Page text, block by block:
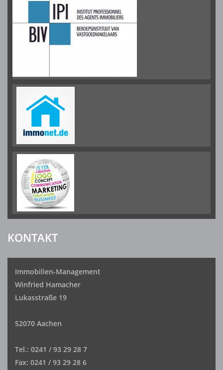
KONTAKT
Immobilien-Management
Winfried Hamacher
Lukasstraße 19
52070 Aachen
Tel.: 0241 / 93 29 28 7
Fax: 0241 / 93 29 28 6